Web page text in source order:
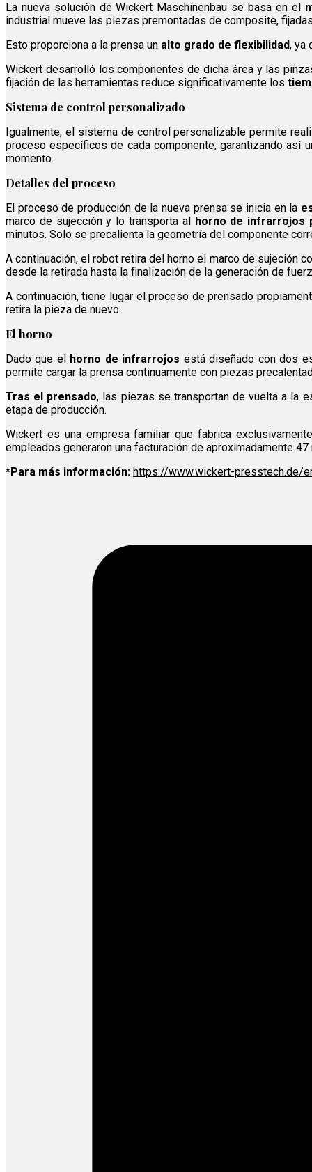
La nueva solución de Wickert Maschinenbau se basa en el
industrial mueve las piezas premontadas de composite,
Esto proporciona a la prensa un alto grado de flexibilidad, ya
Wickert desarrolló los componentes de dicha área y las
fijación de las herramientas reduce significativamente los
Sistema de control personalizado
Igualmente, el sistema de control personalizable permite
proceso específicos de cada componente, garantizando así
momento.
Detalles del proceso
El proceso de producción de la nueva prensa se inicia en la
marco de sujección y lo transporta al
horno de infrarrojos
minutos. Solo se precalienta la geometría del componente
A continuación, el robot retira del horno el marco de sujeción
desde la retirada hasta la finalización de la generación de
A continuación, tiene lugar el proceso de prensado
retira la pieza de nuevo.
El horno
Dado que el horno de infrarrojos está diseñado con dos
permite cargar la prensa continuamente con piezas
Tras el prensado, las piezas se transportan de vuelta a la
etapa de producción.
Wickert es una empresa familiar que fabrica
empleados generaron una facturación de aproximadamente
*Para más información: https://www.wickert-presstech.de/